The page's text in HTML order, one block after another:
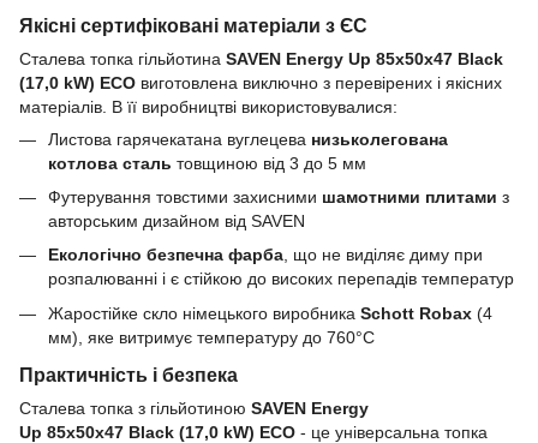
Якісні сертифіковані матеріали з ЄС
Сталева топка гільйотина SAVEN Energy Up 85х50х47 Black
(17,0 kW) ECO виготовлена виключно з перевірених і якісних
матеріалів. В її виробництві використовувалися:
Листова гарячекатана вуглецева низьколегована
котлова сталь товщиною від 3 до 5 мм
Футерування товстими захисними шамотними плитами з
авторським дизайном від SAVEN
Екологічно безпечна фарба, що не виділяє диму при
розпалюванні і є стійкою до високих перепадів температур
Жаростійке скло німецького виробника Schott Robax (4
мм), яке витримує температуру до 760°C
Практичність і безпека
Сталева топка з гільйотиною SAVEN Energy
Up 85х50х47 Black (17,0 kW) ECO - це універсальна топка